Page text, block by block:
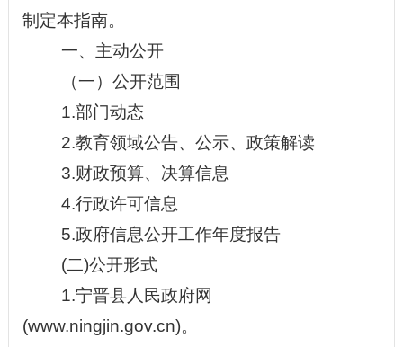
制定本指南。
一、 主动公开
（一）公开范围
1.部门动态
2.教育领域公告、公示、政策解读
3.财政预算、决算信息
4.行政许可信息
5.政府信息公开工作年度报告
(二)公开形式
1.宁晋县人民政府网
(www.ningjin.gov.cn)。